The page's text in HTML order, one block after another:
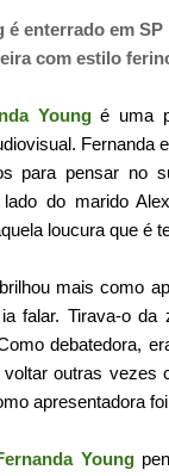
é enterrado em SP
com estilo
Youngé uma
Fernanda
para pensar no
do marido
loucura que é
brilhou mais como
falar. Tirava-o
debatedora,
outras vezes
apresentadora
Young